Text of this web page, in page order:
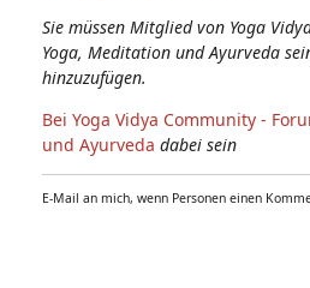
Sie müssen Mitglied von Yoga
Yoga, Meditation und Ayurveda
hinzuzufügen.
Bei Yoga Vidya Community -
und Ayurveda dabei sein
E-Mail an mich, wenn Personen einen